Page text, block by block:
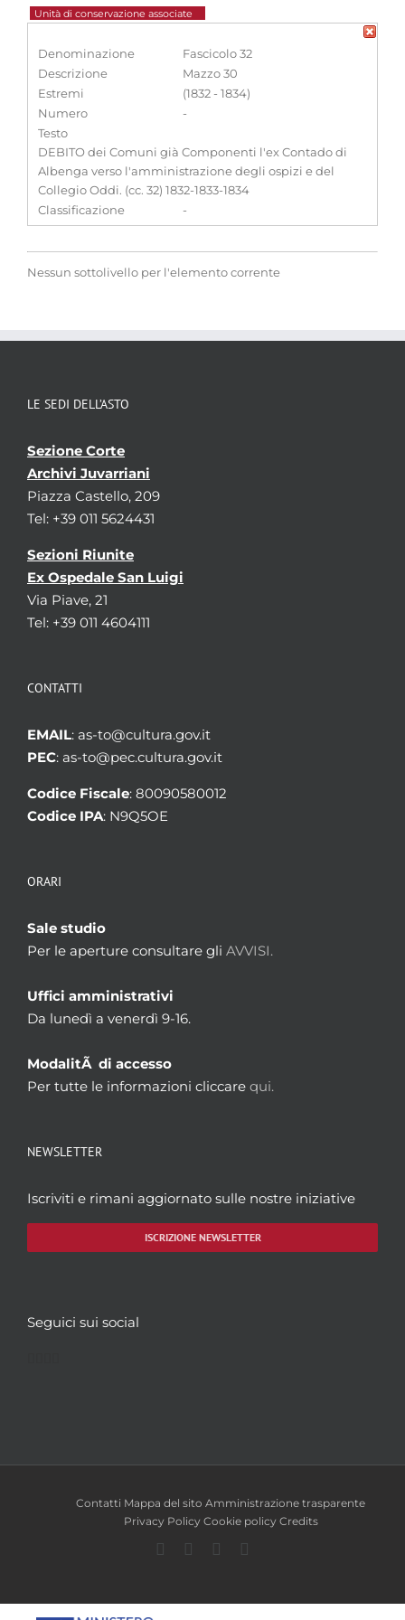
Unità di conservazione associate
Denominazione
Fascicolo 32
Descrizione
Mazzo 30
Estremi
(1832 - 1834)
Numero
-
Testo
DEBITO dei Comuni già Componenti l'ex Contado di
Albenga verso l'amministrazione degli ospizi e del
Collegio Oddi. (cc. 32) 1832-1833-1834
Classificazione
-
Nessun sottolivello per l'elemento corrente
LE SEDI DELL’ASTO
Sezione Corte
Archivi Juvarriani
Piazza Castello, 209
Tel: +39 011 5624431
Sezioni Riunite
Ex Ospedale San Luigi
Via Piave, 21
Tel: +39 011 4604111
CONTATTI
EMAIL: as-to@cultura.gov.it
PEC: as-to@pec.cultura.gov.it
Codice Fiscale: 80090580012
Codice IPA: N9Q5OE
ORARI
Sale studio
Per le aperture consultare gli AVVISI.
Uffici amministrativi
Da lunedì a venerdì 9-16.
ModalitÃ di accesso
Per tutte le informazioni cliccare qui.
NEWSLETTER
Iscriviti e rimani aggiornato sulle nostre iniziative
ISCRIZIONE NEWSLETTER
Seguici sui social
Contatti Mappa del sito Amministrazione trasparente
Privacy Policy Cookie policy Credits
Facebook
TwitterYouTube